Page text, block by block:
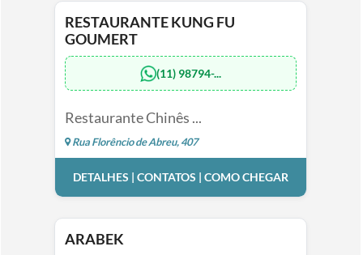
RESTAURANTE KUNG FU
GOUMERT
(11) 98794-...
Restaurante Chinês ...
Rua Florêncio de Abreu, 407
DETALHES | CONTATOS | COMO CHEGAR
ARABEK